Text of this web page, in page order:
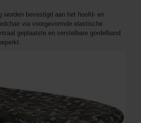
worden bevestigd aan het hoofd- en
via voorgevormde elastische
geplaatste en verstelbare gordelband